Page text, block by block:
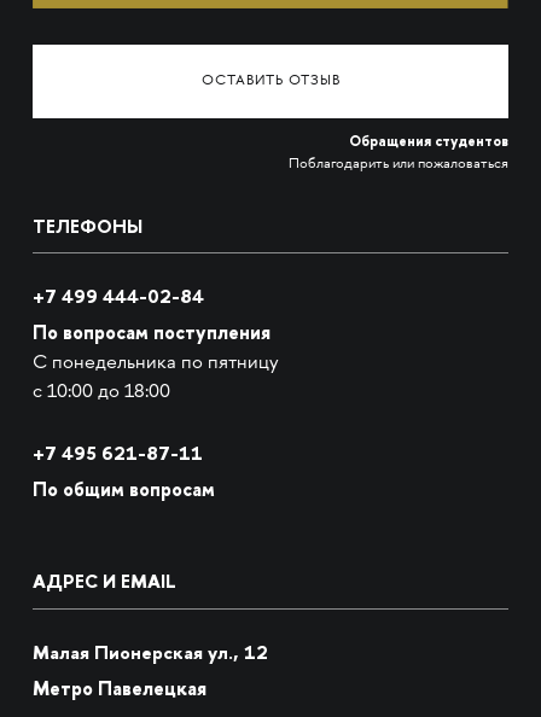
ОСТАВИТЬ ОТЗЫВ
Обращения студентов
Поблагодарить или пожаловаться
ТЕЛЕФОНЫ
+7 499 444-02-84
По вопросам поступления
С понедельника по пятницу
с 10:00 до 18:00
+7 495 621-87-11
По общим вопросам
АДРЕС И EMAIL
Малая Пионерская ул., 12
Метро Павелецкая